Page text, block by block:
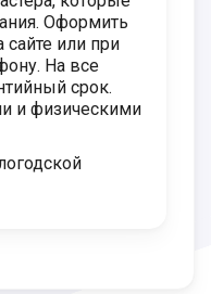
Оформить
сайте или при
На все
срок.
и физическими